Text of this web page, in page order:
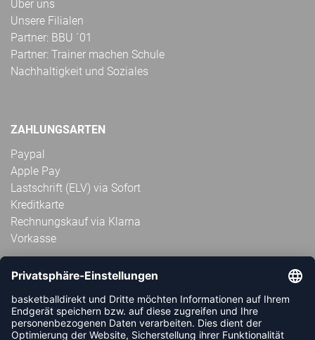
Über uns
Unsere Filialen
Partner: BBU ´01
Partner: Trainer machen Schule
Nachhaltigkeit und Soziales
ZAHLUNGSARTEN
Paypal
Apple Pay
Lastschrift (ELV) via Sofort
Kreditkarte
Rechnungskauf via Klarna
Vorkasse
ABONNIERE JETZT DEN KOSTENLOSEN
HANDBALLDIREKT-NEWSLETTER UND VERPASSE KEINE
NEUIGKEIT ODER AKTION MEHR.